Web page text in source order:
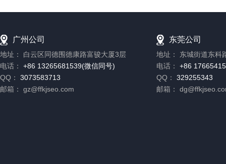
广州公司
地址：
白云区同德围德康路富骏大厦3层
电话：
+86 13265681539(微信同号)
QQ：
3073583713
邮箱：
gz@ffkjseo.com
东莞公司
地址：
东城街道东科
电话：
+86
QQ：
329255343
邮箱：